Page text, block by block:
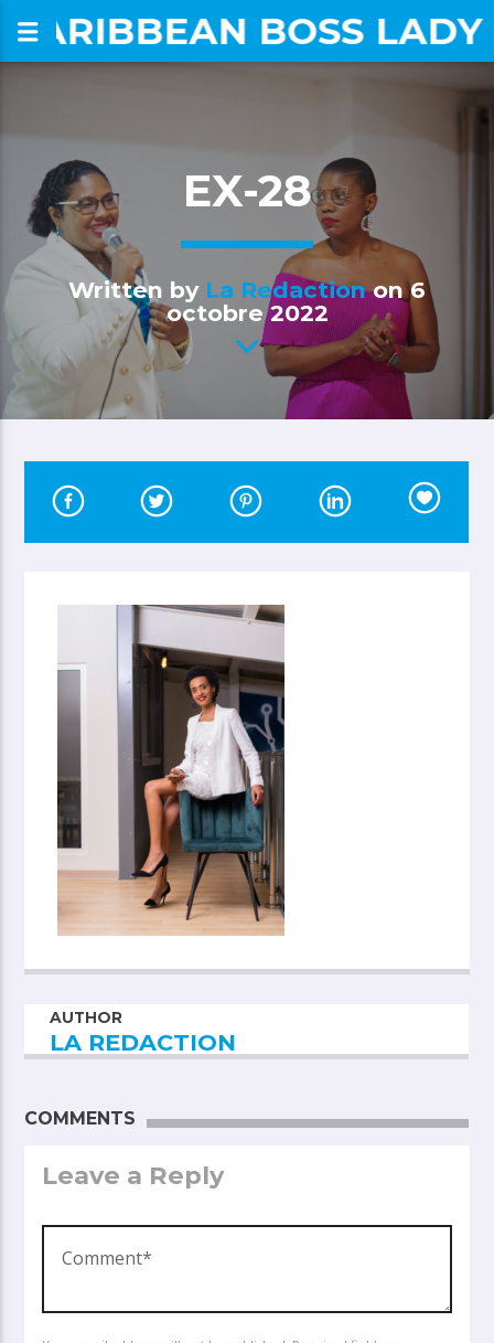
CARIBBEAN BOSS LADY
EX-28
Written by La Redactionon 6
octobre 2022
AUTHOR
LA REDACTION
COMMENTS
Leave a Reply